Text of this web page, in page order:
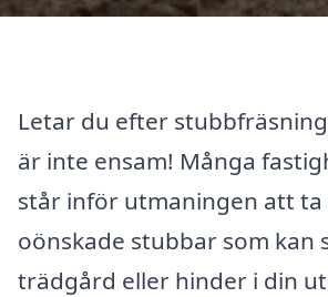
Letar du efter stubbfräsning
är inte ensam! Många
står inför utmaningen att
oönskade stubbar som kan
trädgård eller hinder i din